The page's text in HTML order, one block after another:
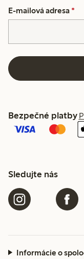
E-mailová adresa *
Bezpečné platby
Sledujte nás
Informácie o